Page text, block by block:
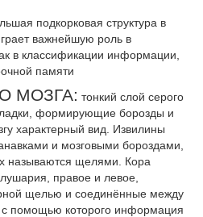
подкорковая структура в
важнейшую роль в
в классификации информации,
памяти
МОЗГА: тонкий слой серого
формирующие борозды и
характерный вид. Извилины
и мозговыми бороздами,
называются щелями. Кора
правое и левое,
щелью и соединённые между
помощью которого информация